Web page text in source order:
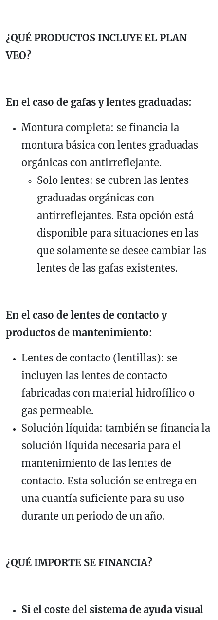
¿QUÉ PRODUCTOS INCLUYE EL PLAN
VEO?
En el caso de gafas y lentes graduadas:
Montura completa: se financia la
montura básica con lentes graduadas
orgánicas con antirreflejante.
Solo lentes: se cubren las lentes
graduadas orgánicas con
antirreflejantes. Esta opción está
disponible para situaciones en las
que solamente se desee cambiar las
lentes de las gafas existentes.
En el caso de lentes de contacto y
productos de mantenimiento:
Lentes de contacto (lentillas): se
incluyen las lentes de contacto
fabricadas con material hidrofílico o
gas permeable.
Solución líquida: también se financia la
solución líquida necesaria para el
mantenimiento de las lentes de
contacto. Esta solución se entrega en
una cuantía suficiente para su uso
durante un periodo de un año.
¿QUÉ IMPORTE SE FINANCIA?
Si el coste del sistema de ayuda visual